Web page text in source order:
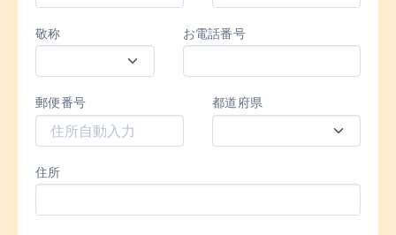
敬称 お電話番号
郵便番号 都道府県
住所